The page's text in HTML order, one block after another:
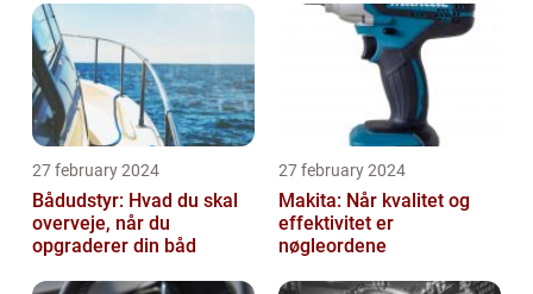
27 february 2024
Bådudstyr: Hvad du skal
overveje, når du
opgraderer din båd
27 february 2024
Makita: Når kvalitet og
effektivitet er
nøgleordene